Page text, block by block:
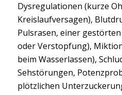
Dysregulationen (kurze
Kreislaufversagen),
Pulsrasen, einer
oder Verstopfung),
beim Wasserlassen),
Sehstörungen,
plötzlichen